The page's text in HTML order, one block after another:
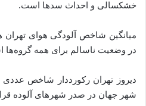
خشکسالی و احداث سدها است.
در وضعیت ناسالم برای همه
شهر جهان در صدر شهر‌های آلوده